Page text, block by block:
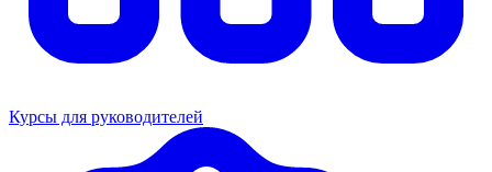
Курсы для руководителей